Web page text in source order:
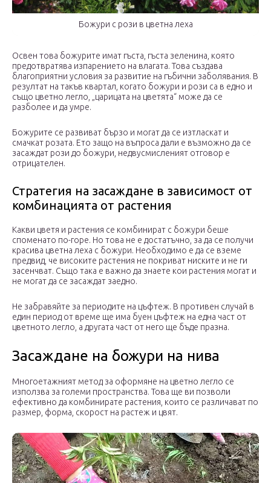
Божури с рози в цветна леха
Освен това божурите имат гъста, гъста зеленина, която
предотвратява изпарението на влагата. Това създава
благоприятни условия за развитие на гъбични заболявания. В
резултат на такъв квартал, когато божури и рози са в едно и
също цветно легло, „царицата на цветята“ може да се
разболее и да умре.
Божурите се развиват бързо и могат да се изтласкат и
смачкат розата. Ето защо на въпроса дали е възможно да се
засаждат рози до божури, недвусмисленият отговор е
отрицателен.
Стратегия на засаждане в зависимост от
комбинацията от растения
Какви цветя и растения се комбинират с божури беше
споменато по-горе. Но това не е достатъчно, за да се получи
красива цветна леха с божури. Необходимо е да се вземе
предвид, че високите растения не покриват ниските и не ги
засенчват. Също така е важно да знаете кои растения могат и
не могат да се засаждат заедно.
Не забравяйте за периодите на цъфтеж. В противен случай в
един период от време ще има буен цъфтеж на една част от
цветното легло, а другата част от него ще бъде празна.
Засаждане на божури на нива
Многоетажният метод за оформяне на цветно легло се
използва за големи пространства. Това ще ви позволи
ефективно да комбинирате растения, които се различават по
размер, форма, скорост на растеж и цвят.